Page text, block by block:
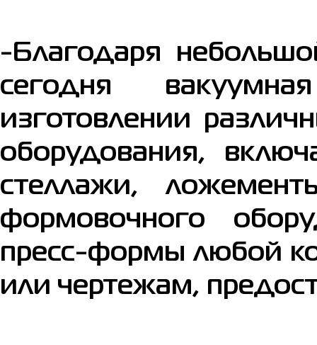
-Благодаря
сегодня
изготовлении
оборудования,
стеллажи,
формовочного
пресс-формы любой
или чертежам,